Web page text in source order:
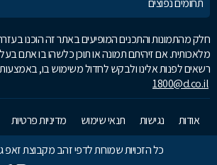
תחומים נפוצים
חלק מהתמונות והתכנים המופיעים באתר זה הוכנו
מלאכותית. אם זיהיתם תמונה או תוכן כלשהו בו אתם בעלי
רשאים לפנות אלינו ולבקש לחדול משימוש בו,
1800@d.co.il
אודות נגישות תנאי שימוש מדיניות פרטיות
כל הזכויות שמורות לדפי זהב מקבוצת זאפ